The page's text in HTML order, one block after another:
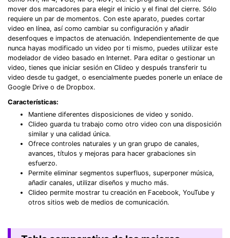
mover dos marcadores para elegir el inicio y el final del cierre. Sólo
requiere un par de momentos. Con este aparato, puedes cortar
video en línea, así como cambiar su configuración y añadir
desenfoques e impactos de atenuación. Independientemente de que
nunca hayas modificado un video por ti mismo, puedes utilizar este
modelador de video basado en Internet. Para editar o gestionar un
video, tienes que iniciar sesión en Clideo y después transferir tu
video desde tu gadget, o esencialmente puedes ponerle un enlace de
Google Drive o de Dropbox.
Características:
Mantiene diferentes disposiciones de video y sonido.
Clideo guarda tu trabajo como otro video con una disposición
similar y una calidad única.
Ofrece controles naturales y un gran grupo de canales,
avances, títulos y mejoras para hacer grabaciones sin
esfuerzo.
Permite eliminar segmentos superfluos, superponer música,
añadir canales, utilizar diseños y mucho más.
Clideo permite mostrar tu creación en Facebook, YouTube y
otros sitios web de medios de comunicación.